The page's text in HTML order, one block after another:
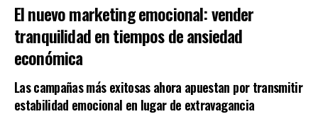
El nuevo marketing emocional: vender
tranquilidad en tiempos de ansiedad
económica
Las campañas más exitosas ahora apuestan por transmitir
estabilidad emocional en lugar de extravagancia